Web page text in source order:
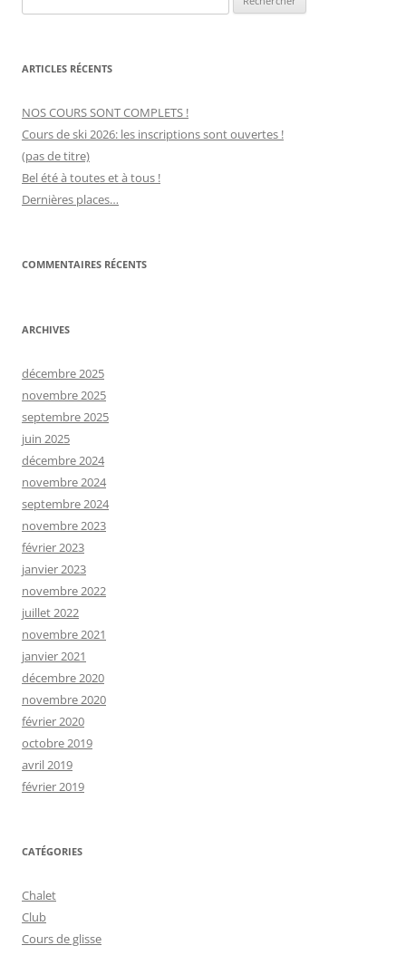
ARTICLES RÉCENTS
NOS COURS SONT COMPLETS !
Cours de ski 2026: les inscriptions sont ouvertes !
(pas de titre)
Bel été à toutes et à tous !
Dernières places…
COMMENTAIRES RÉCENTS
ARCHIVES
décembre 2025
novembre 2025
septembre 2025
juin 2025
décembre 2024
novembre 2024
septembre 2024
novembre 2023
février 2023
janvier 2023
novembre 2022
juillet 2022
novembre 2021
janvier 2021
décembre 2020
novembre 2020
février 2020
octobre 2019
avril 2019
février 2019
CATÉGORIES
Chalet
Club
Cours de glisse